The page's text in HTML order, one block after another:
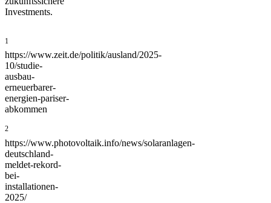
Investments.
1
https://www.zeit.de/politik/ausland/2025-
10/studie-
ausbau-
erneuerbarer-
energien-pariser-
abkommen
2
https://www.photovoltaik.info/news/solaranlagen-
deutschland-
meldet-rekord-
bei-
installationen-
2025/